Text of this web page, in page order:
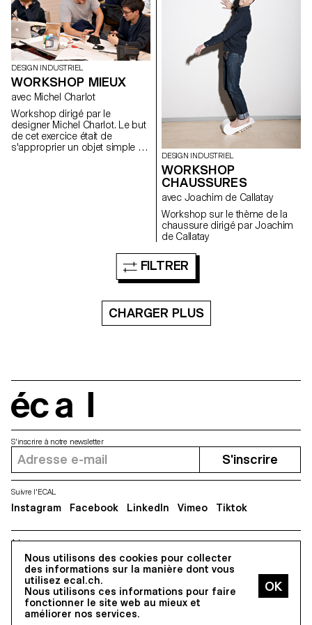
DESIGN INDUSTRIEL
WORKSHOP MIEUX
avec Michel Charlot
Workshop dirigé par le
designer Michel Charlot. Le but
de cet exercice était de
s'approprier un objet simple du
DESIGN INDUSTRIEL
WORKSHOP
CHAUSSURES
avec Joachim de Callatay
Workshop sur le thème de la
chaussure dirigé par Joachim
de Callatay
FILTRER
CHARGER PLUS
Nous utilisons des cookies pour collecter
des informations sur la manière dont vous
utilisez ecal.ch.
Nous utilisons ces informations pour faire
fonctionner le site web au mieux et
améliorer nos services.
Adresse
5, avenue du Temple, CH-1020 Renens
S'inscrire à notre newsletter
S'inscrire
Suivre l'ECAL
Instagram Facebook LinkedIn Vimeo Tiktok
Tous droits réservés @2026
Contact Impressum Hub Presse